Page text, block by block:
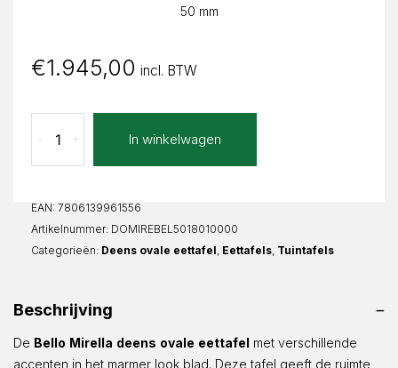
50 mm
€1.945,00 incl. BTW
Mirella
Deens
aantal
+
- In winkelwagen
EAN: 7806139961556
Artikelnummer: DOMIREBEL5018010000
Categorieën: Deens ovale eettafel Eettafels Tuintafels
Beschrijving
De Bello Mirella deens ovale eettafel met verschillende
accenten in het marmer look blad. Deze tafel geeft de ruimte